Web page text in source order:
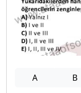
A B